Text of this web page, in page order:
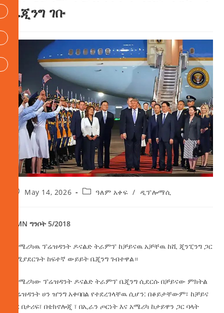
ቤጂንግ ገቡ
May 14, 2026 ዓለም አቀፍ / ዲፕሎማሲ
AMN ግንቦት 5/2018
የአሜሪካዉ ፕሬዝዳንት ዶናልድ ትራምፕ ከቻይናዉ አቻቸዉ ከሺ ጂንፒንግ ጋር
ለሚያደርጉት ከፍተኛ ውይይት ቤጂንግ ገብተዋል።
የአሜሪካው ፕሬዝዳንት ዶናልድ ትራምፕ ቤጂንግ ሲደርሱ በቻይናው ምክትል
ፕሬዝዳንት ሀን ዠንግ አቀባበል የተደረገላቸዉ ሲሆን: በቆይታቸውም፣ ከቻይና
ጋር በታሪፍ፣ በቴክኖሎጂ ፣ በኢራን ጦርነት እና አሜሪካ ከታይዋን ጋር ባላት